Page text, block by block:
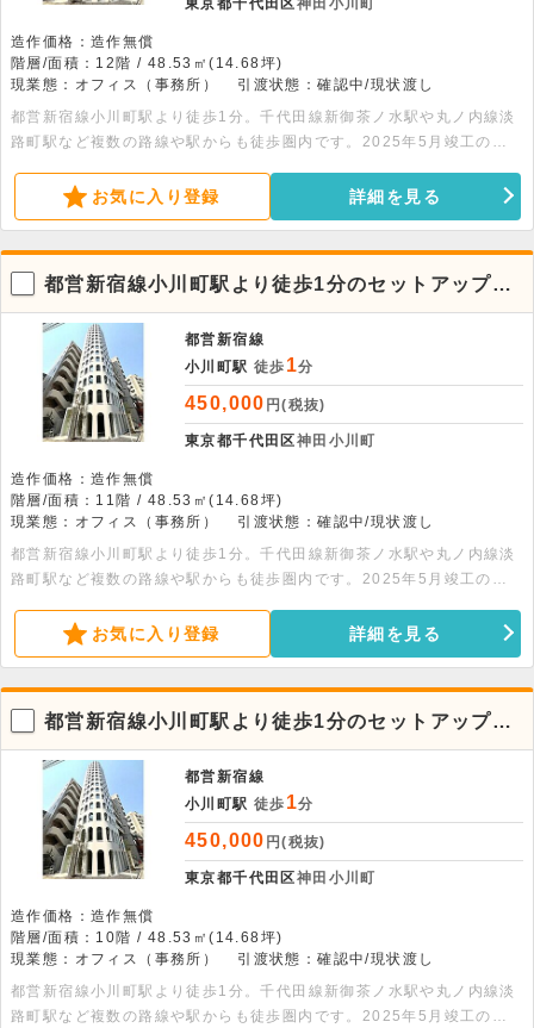
東京都千代田区神田小川町
造作価格：造作無償
階層/面積：12階 / 48.53㎡(14.68坪)
現業態：オフィス（事務所）
引渡状態：確認中/現状渡し
都営新宿線小川町駅より徒歩1分。千代田線新御茶ノ水駅や丸ノ内線淡
路町駅など複数の路線や駅からも徒歩圏内です。2025年5月竣工のデ
下さい。
お気に入り登録 詳細を見る
都営新宿線小川町駅より徒歩1分のセットアップオ
フィス物件【11階】
都営新宿線
小川町駅 徒歩 1分
450,000 円(税抜)
東京都千代田区神田小川町
造作価格：造作無償
階層/面積：11階 / 48.53㎡(14.68坪)
現業態：オフィス（事務所）
引渡状態：確認中/現状渡し
都営新宿線小川町駅より徒歩1分。千代田線新御茶ノ水駅や丸ノ内線淡
路町駅など複数の路線や駅からも徒歩圏内です。2025年5月竣工のデ
下さい。
お気に入り登録 詳細を見る
都営新宿線小川町駅より徒歩1分のセットアップオ
フィス物件【10階】
都営新宿線
小川町駅 徒歩 1分
450,000 円(税抜)
東京都千代田区神田小川町
造作価格：造作無償
階層/面積：10階 / 48.53㎡(14.68坪)
現業態：オフィス（事務所）
引渡状態：確認中/現状渡し
都営新宿線小川町駅より徒歩1分。千代田線新御茶ノ水駅や丸ノ内線淡
路町駅など複数の路線や駅からも徒歩圏内です。2025年5月竣工のデ